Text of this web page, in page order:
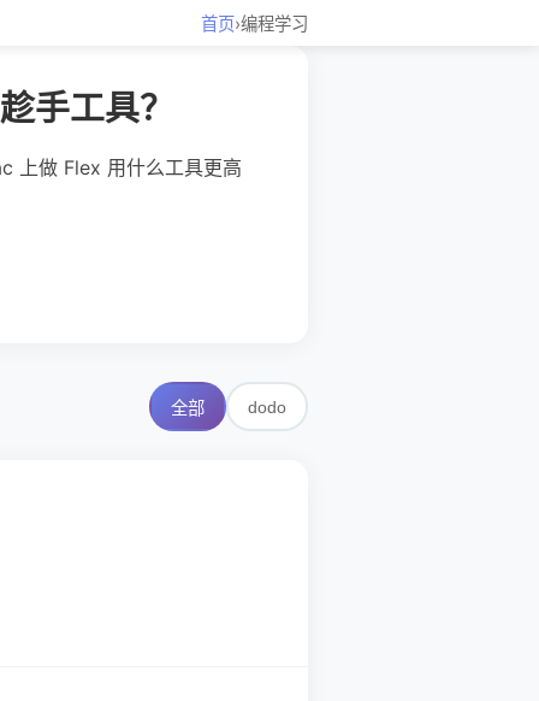
首页›编程学习
手工具？
上做 Flex 用什么工具更高
全部 dodo